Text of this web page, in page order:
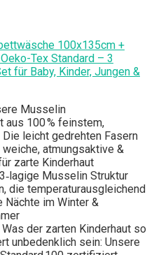
100x135cm +
Tex Standard – 3
für Baby, Kinder, Jungen &
Musselin
aus 100 % feinstem,
leicht gedrehten Fasern
atmungsaktive &
zarte Kinderhaut
Musselin Struktur
die temperaturausgleichend
im Winter &
Was der zarten Kinderhaut so
unbedenklich sein: Unsere